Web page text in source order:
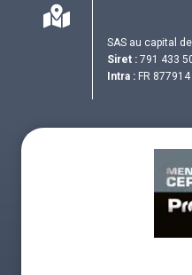
SAS au capital
Siret : 791 433
Intra : FR